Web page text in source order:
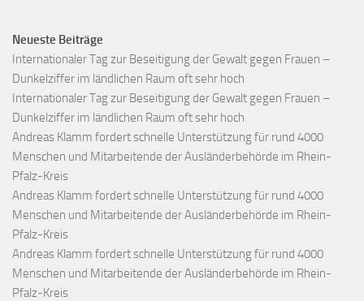
Neueste Beiträge
Internationaler Tag zur Beseitigung der Gewalt gegen Frauen –
Dunkelziffer im ländlichen Raum oft sehr hoch
Internationaler Tag zur Beseitigung der Gewalt gegen Frauen –
Dunkelziffer im ländlichen Raum oft sehr hoch
Andreas Klamm fordert schnelle Unterstützung für rund 4000
Menschen und Mitarbeitende der Ausländerbehörde im Rhein-
Pfalz-Kreis
Andreas Klamm fordert schnelle Unterstützung für rund 4000
Menschen und Mitarbeitende der Ausländerbehörde im Rhein-
Pfalz-Kreis
Andreas Klamm fordert schnelle Unterstützung für rund 4000
Menschen und Mitarbeitende der Ausländerbehörde im Rhein-
Pfalz-Kreis